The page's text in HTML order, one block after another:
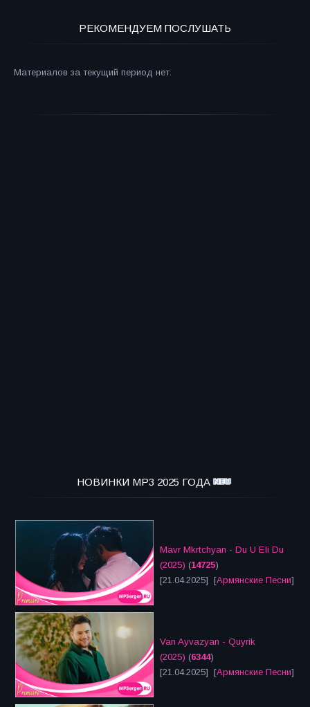
РЕКОМЕНДУЕМ ПОСЛУШАТЬ
Материалов за текущий период нет.
НОВИНКИ MP3 2025 ГОДА
Mavr Mkrtchyan - Du U Eli Du
(2025) (14725)
[21.04.2025] [Армянские Песни]
Van Ayvazyan - Quyrik
(2025) (6344)
[21.04.2025] [Армянские Песни]